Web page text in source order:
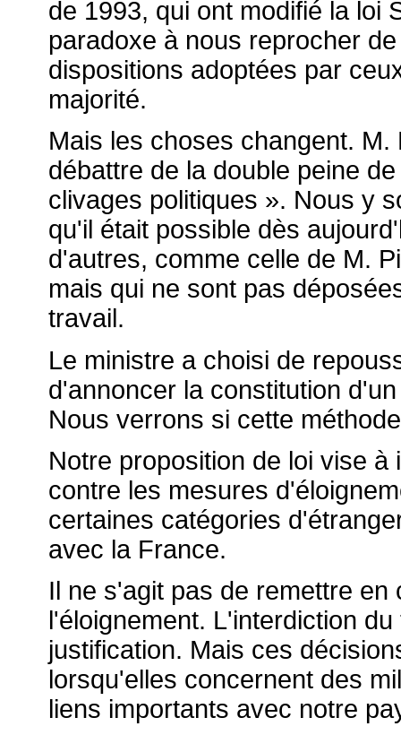
de 1993, qui ont modifié la loi
paradoxe à nous reprocher
dispositions adoptées par
majorité.
Mais les choses changent.
débattre de la double peine
clivages politiques ». Nous y
qu'il était possible dès
d'autres, comme celle de M.
mais qui ne sont pas
travail.
Le ministre a choisi de
d'annoncer la constitution
Nous verrons si cette
Notre proposition de loi vise
contre les mesures
certaines catégories
avec la France.
Il ne s'agit pas de remettre
l'éloignement. L'interdiction
justification. Mais ces
lorsqu'elles concernent des
liens importants avec notre